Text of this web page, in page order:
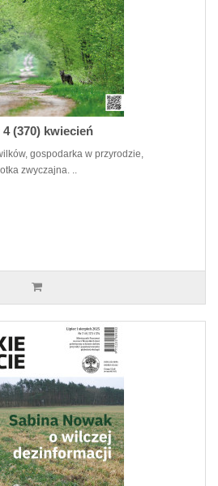
(370) kwiecień
gospodarka w przyrodzie,
zwyczajna. ..